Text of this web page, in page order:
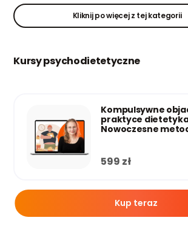
Kliknij po więcej z tej kategorii
Kursy psychodietetyczne
Kompulsywne
praktyce
Nowoczesne
599 zł
Kup teraz